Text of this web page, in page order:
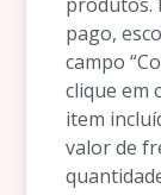
pago,
campo
clique em
item
valor de